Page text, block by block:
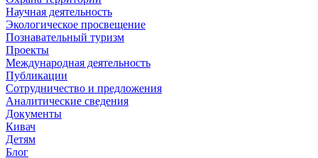
Научная деятельность
Экологическое просвещение
Познавательный туризм
Проекты
Международная деятельность
Публикации
Сотрудничество и предложения
Аналитические сведения
Документы
Кивач
Детям
Блог